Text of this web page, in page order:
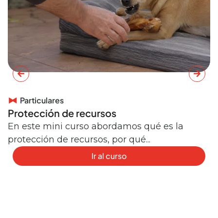
Particulares
Protección de recursos
En este mini curso abordamos qué es la
protección de recursos, por qué...
Ir al curso